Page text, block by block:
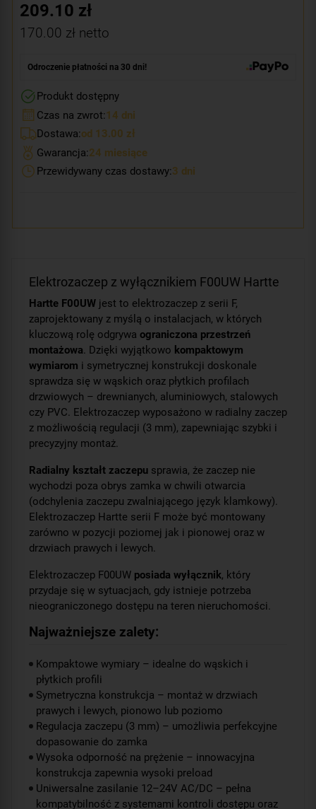
209.10 zł
170.00 zł netto
Odroczenie płatności na 30 dni!
Produkt dostępny
Czas na zwrot:14 dni
Dostawa:od 13.00 zł
Gwarancja:24 miesiące
Przewidywany czas dostawy:3 dni
Elektrozaczep z wyłącznikiem F00UW Hartte
Hartte F00UW jest to elektrozaczep z serii F,
zaprojektowany z myślą o instalacjach, w których
kluczową rolę odgrywa ograniczona przestrzeń
montażowa. Dzięki wyjątkowo kompaktowym
wymiarom i symetrycznej konstrukcji doskonale
sprawdza się w wąskich oraz płytkich profilach
drzwiowych – drewnianych, aluminiowych, stalowych
czy PVC. Elektrozaczep wyposażono w radialny zaczep
z możliwością regulacji (3 mm), zapewniając szybki i
precyzyjny montaż.
Radialny kształt zaczepu sprawia, że zaczep nie
wychodzi poza obrys zamka w chwili otwarcia
(odchylenia zaczepu zwalniającego język klamkowy).
Elektrozaczep Hartte serii F może być montowany
zarówno w pozycji poziomej jak i pionowej oraz w
drzwiach prawych i lewych.
Elektrozaczep F00UW posiada wyłącznik, który
przydaje się w sytuacjach, gdy istnieje potrzeba
nieograniczonego dostępu na teren nieruchomości.
Najważniejsze zalety:
Kompaktowe wymiary – idealne do wąskich i
płytkich profili
Symetryczna konstrukcja – montaż w drzwiach
prawych i lewych, pionowo lub poziomo
Regulacja zaczepu (3 mm) – umożliwia perfekcyjne
dopasowanie do zamka
Wysoka odporność na prężenie – innowacyjna
konstrukcja zapewnia wysoki preload
Uniwersalne zasilanie 12–24V AC/DC – pełna
kompatybilność z systemami kontroli dostępu oraz